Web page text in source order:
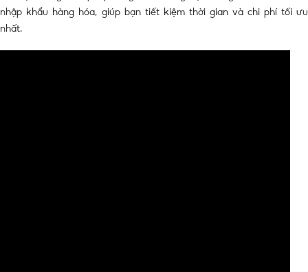
nhập khẩu hàng hóa, giúp bạn tiết kiệm thời gian và chi phí tối ưu
nhất.